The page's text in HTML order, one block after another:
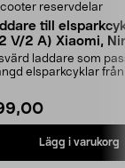
reservdelar
till
V/2 A) Xiaomi,
m.fl.
laddare som
elsparkcyklar från
Lägg i varukorg